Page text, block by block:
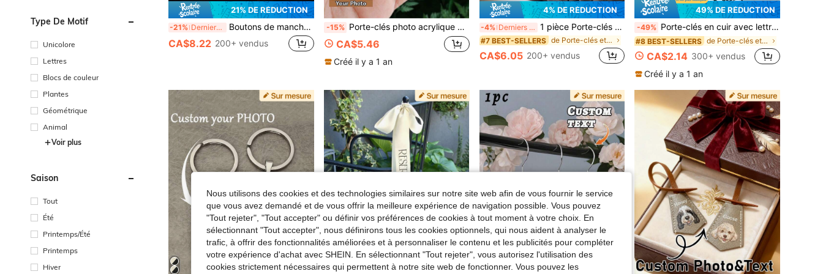
Type De Motif
Unicolore
Lettres
Blocs de couleur
Plantes
Géométrique
Animal
Voir plus
Saison
Tout
Été
Printemps/Été
Printemps
Hiver
21% DE RÉDUCTION
-21% Derniers 3 jours Boutons de manchette de mariage personnalisés pour garçons d'honneur, boutons de manchette à initiales - Cadeau pour la fête des pères, cadeau pour le frère, en acier inoxydable, cérémonie de remise des diplômes, millénaire, unisexe, décontracté, unique, amour éternel, sac fourre-tout, anniversaire, cadeau pour hommes, cadeau attentionné
CA$8.22 200+ vendus
-15% Porte-clés photo acrylique 2D personnalisés, cadeaux pour elle/lui, convient pour les anniversaires, la rentrée scolaire, la fête des enseignants
CA$5.46
Créé il y a 1 an
4% DE RÉDUCTION
-4% Derniers 3 jours 1 pièce Porte-clés personnalisé avec nom, jouet fidget de touche de clavier mécanique, pendentif de commutateur ASMR, cadeau pour lui, cadeau unique
#7 BEST-SELLERS de Porte-clés et accessoires personnalisés
CA$6.05 200+ vendus
49% DE RÉDUCTION
-49% Porte-clés en cuir avec lettre de méchant personnalisée, porte-clés personnalisé, breloques de sac personnalisables, porte-clés pour femmes/hommes, cadeau personnalisé, idées de cadeaux
#8 BEST-SELLERS de Porte-clés et accessoires personnalisés
CA$2.14 300+ vendus
Créé il y a 1 an
Nous utilisons des cookies et des technologies similaires sur notre site web afin de vous fournir le service
que vous avez demandé et de vous offrir la meilleure expérience de navigation possible. Vous pouvez
"Tout rejeter", "Tout accepter" ou définir vos préférences de cookies à tout moment à votre choix. En
sélectionnant "Tout accepter", nous définirons tous les cookies optionnels, qui nous aident à analyser le
trafic, à offrir des fonctionnalités améliorées et à personnaliser le contenu et les publicités pour compléter
votre expérience d'achat avec SHEIN. En sélectionnant "Tout rejeter", vous autorisez l'utilisation des
cookies strictement nécessaires qui permettent à notre site web de fonctionner. Vous pouvez les